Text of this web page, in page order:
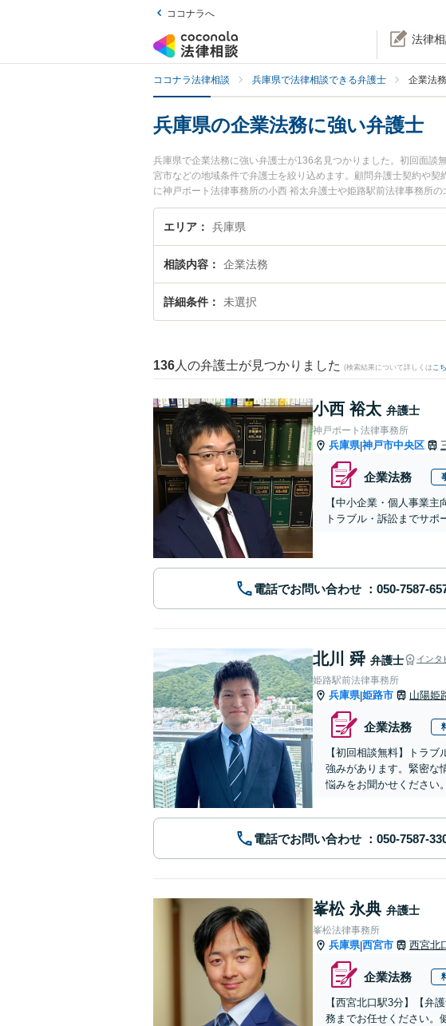
ココナラへ
法律
ココナラ法律相談 兵庫県で法律相談できる弁護士 企業法
兵庫県の企業法務に強い弁護士
兵庫県で企業法務に強い弁護士が136名見つかりました。初回面
宮市などの地域条件で弁護士を絞り込めます。顧問弁護士契約や
に神戸ポート法律事務所の小西 裕太弁護士や姫路駅前法律事務所
ます。『兵庫県で土日や夜間に発生した企業法務のトラブルを今
で企業法務を法律相談できる兵庫県内の弁護士に相談予約したい』
エリア 兵庫県
相談内容 企業法務
詳細条件 未選択
136 人の弁護士が見つかりました (検索結果について詳しくは こ
小西 裕太 弁護士
神戸ポート法律事務所
兵庫県|神戸市中央区
企業法務
【中小企業・個人事業
トラブル・訴訟までサ
電話でお問い合わせ
北川 舜 弁護士 インタ
姫路駅前法律事務所
兵庫県|姫路市 山陽姫
企業法務
【初回相談無料】トラ
強みがあります。緊密な
悩みをお聞かせください。
電話でお問い合わせ
峯松 永典 弁護士
峯松法律事務所
兵庫県|西宮市 西宮北
企業法務
【西宮北口駅3分】【弁
務までお任せください。